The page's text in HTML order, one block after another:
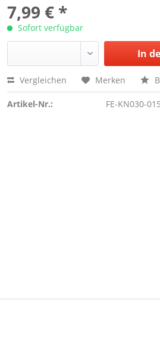
7,99 € *
Sofort verfügbar
In
Vergleichen Merken
Artikel-Nr.: FE-KN030-015